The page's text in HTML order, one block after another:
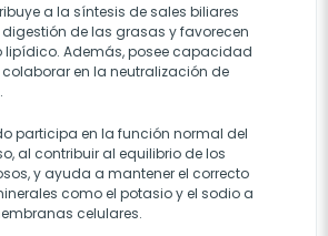
a la síntesis de sales biliares
de las grasas y favorecen
lipídico. Además, posee capacidad
en la neutralización de
participa en la función normal del
al contribuir al equilibrio de los
y ayuda a mantener el correcto
como el potasio y el sodio a
celulares.